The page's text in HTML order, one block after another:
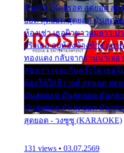
ด้วยกัน ก็เลยรอด สุดยอด สุ
ยอด สุดยอด สุดยอด มันสุดย
ห้องเช่า เธอผิวขาวผมยาว
จริงเธอ อยู่ห้องข้างข้าง อยา
ทองแดง กลับจากรามมาเจ
สองเรา เจอะกันครั้งใด เธอ
ต้องให้ใส่ลีวายส์ สุดยอด สุ
มันสุดยอด มันสุดยอด มันสุด
มันสุดยอด มันสุดยอด มันสุด
สุดยอด - วงซูซู (KARAOKE)
131 views • 03.07.2569